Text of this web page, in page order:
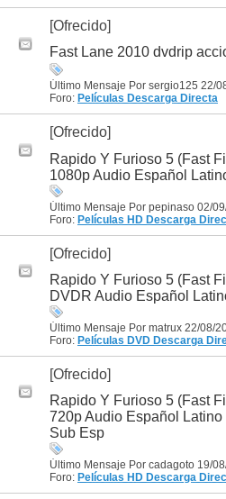
[Ofrecido]
Fast Lane 2010 dvdrip
Último Mensaje Por sergio125 22/
Foro: Películas Descarga Directa
[Ofrecido]
Rapido Y Furioso 5 (Fast
1080p Audio Español
Último Mensaje Por pepinaso 02/
Foro: Películas HD Descarga
[Ofrecido]
Rapido Y Furioso 5 (Fast
DVDR Audio Español
Último Mensaje Por matrux 22/08/
Foro: Películas DVD Descarga
[Ofrecido]
Rapido Y Furioso 5 (Fast
720p Audio Español Latino
Sub Esp
Último Mensaje Por cadagoto 19/
Foro: Películas HD Descarga